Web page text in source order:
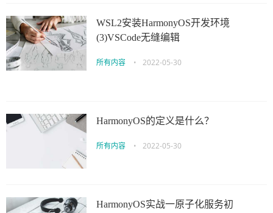
WSL2安装HarmonyOS开发环境
(3)VSCode无缝编辑
所有内容 • 2022-05-30
HarmonyOS的定义是什么？
所有内容 • 2022-05-30
HarmonyOS实战一原子化服务初